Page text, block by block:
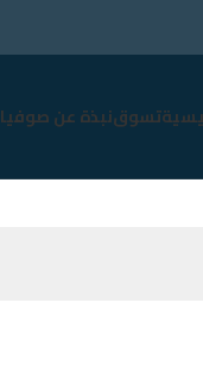
تسوقنبذة عن صوفيا